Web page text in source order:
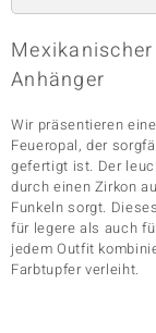
Classics
Anhänger
Wir präsentieren
Feueropal, der
gefertigt ist. Der
durch einen Zirkon
Funkeln sorgt.
für legere als auch
jedem Outfit
Farbtupfer verleiht.